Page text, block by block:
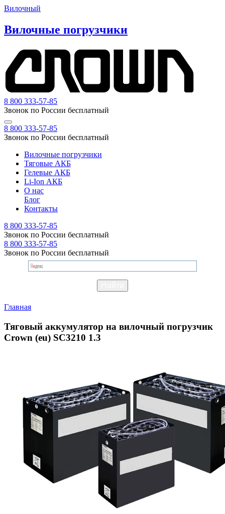
Вилочный
Вилочные погрузчики
8 800 333-57-85
Звонок по России бесплатный
8 800 333-57-85
Звонок по России бесплатный
Вилочные погрузчики
Тяговые АКБ
Гелевые АКБ
Li-Ion АКБ
О нас
Блог
Контакты
8 800 333-57-85
Звонок по России бесплатный
8 800 333-57-85
Звонок по России бесплатный
Главная
Тяговый аккумулятор на вилочный погрузчик
Crown (eu) SC3210 1.3